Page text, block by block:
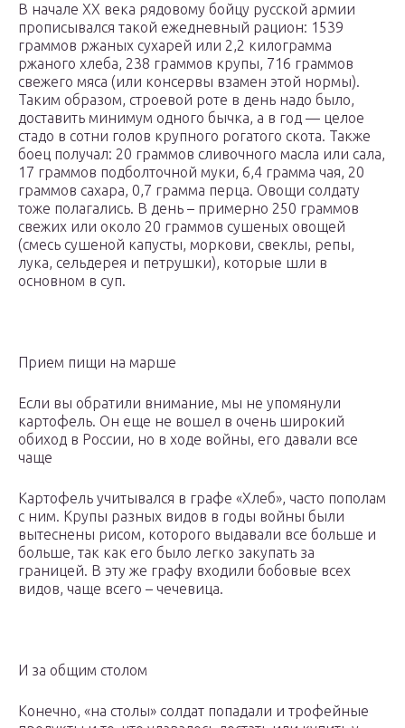
В начале ХХ века рядовому бойцу русской армии
прописывался такой ежедневный рацион: 1539
граммов ржаных сухарей или 2,2 килограмма
ржаного хлеба, 238 граммов крупы, 716 граммов
свежего мяса (или консервы взамен этой нормы).
Таким образом, строевой роте в день надо было,
доставить минимум одного бычка, а в год — целое
стадо в сотни голов крупного рогатого скота. Также
боец получал: 20 граммов сливочного масла или сала,
17 граммов подболточной муки, 6,4 грамма чая, 20
граммов сахара, 0,7 грамма перца. Овощи солдату
тоже полагались. В день – примерно 250 граммов
свежих или около 20 граммов сушеных овощей
(смесь сушеной капусты, моркови, свеклы, репы,
лука, сельдерея и петрушки), которые шли в
основном в суп.
Прием пищи на марше
Если вы обратили внимание, мы не упомянули
картофель. Он еще не вошел в очень широкий
обиход в России, но в ходе войны, его давали все
чаще
Картофель учитывался в графе «Хлеб», часто пополам
с ним. Крупы разных видов в годы войны были
вытеснены рисом, которого выдавали все больше и
больше, так как его было легко закупать за
границей. В эту же графу входили бобовые всех
видов, чаще всего – чечевица.
И за общим столом
Конечно, «на столы» солдат попадали и трофейные